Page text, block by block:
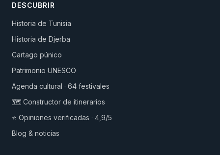
DESCUBRIR
Historia de Tunisia
Historia de Djerba
Cartago púnico
Patrimonio UNESCO
Agenda cultural · 64 festivales
🗺️ Constructor de itinerarios
⭐ Opiniones verificadas · 4,9/5
Blog & noticias